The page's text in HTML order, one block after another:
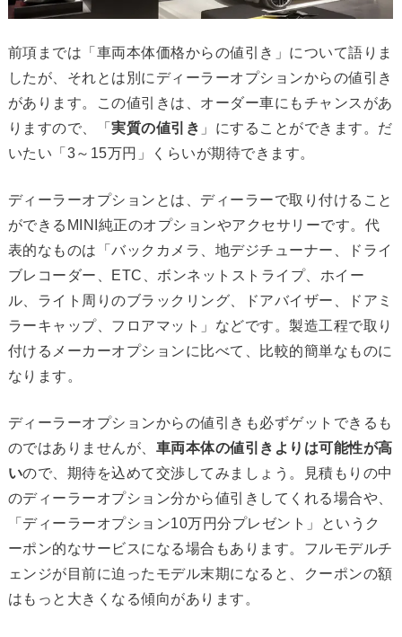
前項までは「車両本体価格からの値引き」について語りま
したが、それとは別にディーラーオプションからの値引き
があります。この値引きは、オーダー車にもチャンスがあ
りますので、「実質の値引き 」にすることができます。だ
いたい「3～15万円」くらいが期待できます。
ディーラーオプションとは、ディーラーで取り付けること
ができるMINI純正のオプションやアクセサリーです。代
表的なものは「バックカメラ、地デジチューナー、ドライ
ブレコーダー、ETC、ボンネットストライプ、ホイー
ル、ライト周りのブラックリング、ドアバイザー、ドアミ
ラーキャップ、フロアマット」などです。製造工程で取り
付けるメーカーオプションに比べて、比較的簡単なものに
なります。
ディーラーオプションからの値引きも必ずゲットできるも
のではありませんが、 車両本体の値引きよりは可能性が高
いので、期待を込めて交渉してみましょう。見積もりの中
のディーラーオプション分から値引きしてくれる場合や、
「ディーラーオプション10万円分プレゼント」というク
ーポン的なサービスになる場合もあります。フルモデルチ
ェンジが目前に迫ったモデル末期になると、クーポンの額
はもっと大きくなる傾向があります。